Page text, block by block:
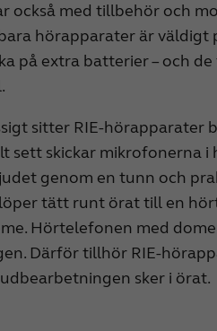
också med tillbehör och
hörapparater är väldigt
på extra batterier – och
sitter RIE-hörapparater
sett skickar mikrofonerna i
genom en tunn och
tätt runt örat till en
Hörtelefonen med
Därför tillhör RIE-
sker i örat.